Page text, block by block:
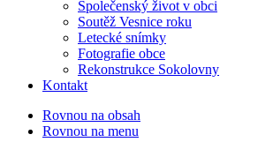
Společenský život v obci
Soutěž Vesnice roku
Letecké snímky
Fotografie obce
Rekonstrukce Sokolovny
Kontakt
Rovnou na obsah
Rovnou na menu